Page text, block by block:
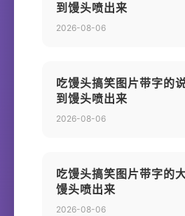
到馒头喷出来
2026-08-06
吃馒头搞笑图片带字的
到馒头喷出来
2026-08-06
吃馒头搞笑图片带字的
馒头喷出来
2026-08-06